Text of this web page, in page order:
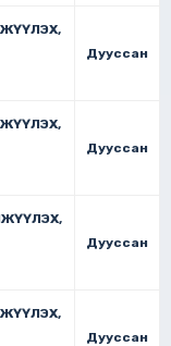
Дууссан
Дууссан
Дууссан
Дууссан